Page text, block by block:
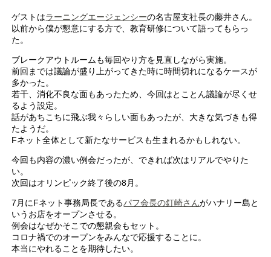
ゲストはラーニングエージェンシーの名古屋支社長の藤井さん。
以前から僕が懇意にする方で、教育研修について語ってもらっ
た。
ブレークアウトルームも毎回やり方を見直しながら実施。
前回までは議論が盛り上がってきた時に時間切れになるケースが
多かった。
若干、消化不良な面もあったため、今回はとことん議論が尽くせ
るよう設定。
話があちこちに飛ぶ我々らしい面もあったが、大きな気づきも得
たようだ。
Fネット全体として新たなサービスも生まれるかもしれない。
今回も内容の濃い例会だったが、できれば次はリアルでやりた
い。
次回はオリンピック終了後の8月。
7月にFネット事務局長であるパフ会長の釘崎さんがハナリー島と
いうお店をオープンさせる。
例会はなぜかそこでの懇親会もセット。
コロナ禍でのオープンをみんなで応援することに。
本当にやれることを期待したい。